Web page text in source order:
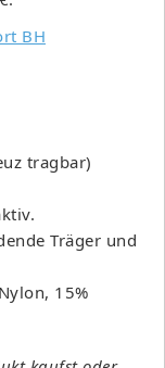
tragbar)
Träger und
15%